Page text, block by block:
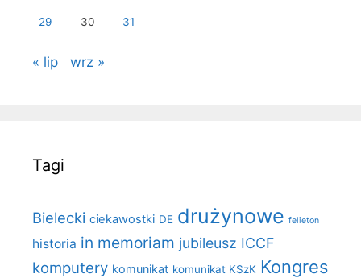
29 30 31
« lip wrz »
Tagi
Bielecki ciekawostki DE drużynowe felieton
historia in memoriam jubileusz ICCF
komputery komunikat komunikat KSzK Kongres